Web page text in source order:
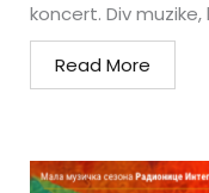
koncert. Div
Read More